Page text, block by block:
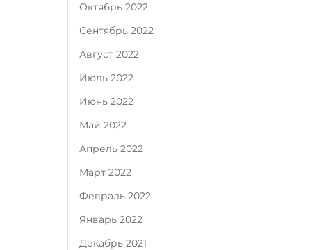
Октябрь 2022
Сентябрь 2022
Август 2022
Июль 2022
Июнь 2022
Май 2022
Апрель 2022
Март 2022
Февраль 2022
Январь 2022
Декабрь 2021